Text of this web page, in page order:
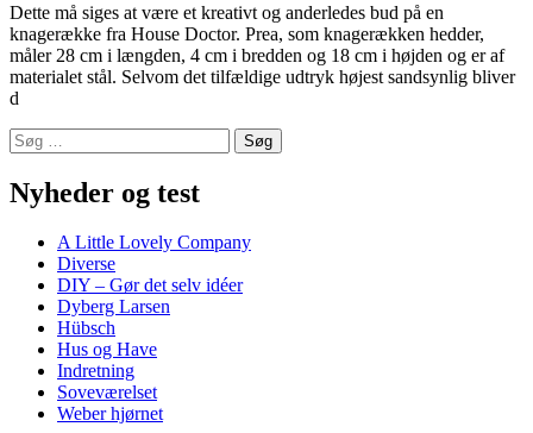
Dette må siges at være et kreativt og anderledes bud på en
knagerække fra House Doctor. Prea, som knagerækken hedder,
måler 28 cm i længden, 4 cm i bredden og 18 cm i højden og er af
materialet stål. Selvom det tilfældige udtryk højest sandsynlig bliver
d
Nyheder og test
A Little Lovely Company
Diverse
DIY – Gør det selv idéer
Dyberg Larsen
Hübsch
Hus og Have
Indretning
Soveværelset
Weber hjørnet